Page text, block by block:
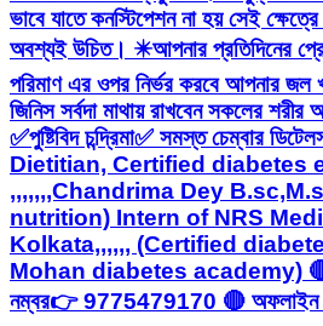
ভাবে যাতে কনস্টিপেশন না হয় সেই
অবশ্যই উচিত। ✴️আপনার প্রতিদিনের
পরিমাণ এর ওপর নির্ভর করবে আপনার জল
জিনিস সর্বদা মাথায় রাখবেন সকলের
✅পুষ্টিবিদ চন্দ্রিমা✅ সমস্ত চেম্বার
Dietitian, Certified diabetes
,,,,,,,Chandrima Dey
nutrition) Intern of NRS
Kolkata,,,,,, (Certified
Mohan diabetes academy) 🔴
নম্বর👉 9775479170 🔴 অফলাইন